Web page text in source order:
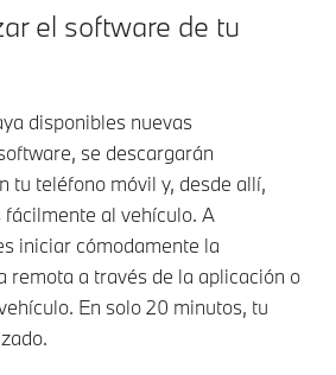
el software de tu
disponibles nuevas
se descargarán
tu teléfono móvil y, desde allí,
al vehículo. A
iniciar cómodamente la
remota a través de la aplicación o
En solo 20 minutos, tu